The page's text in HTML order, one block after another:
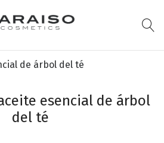
esencial de árbol
del té
de árbol del té